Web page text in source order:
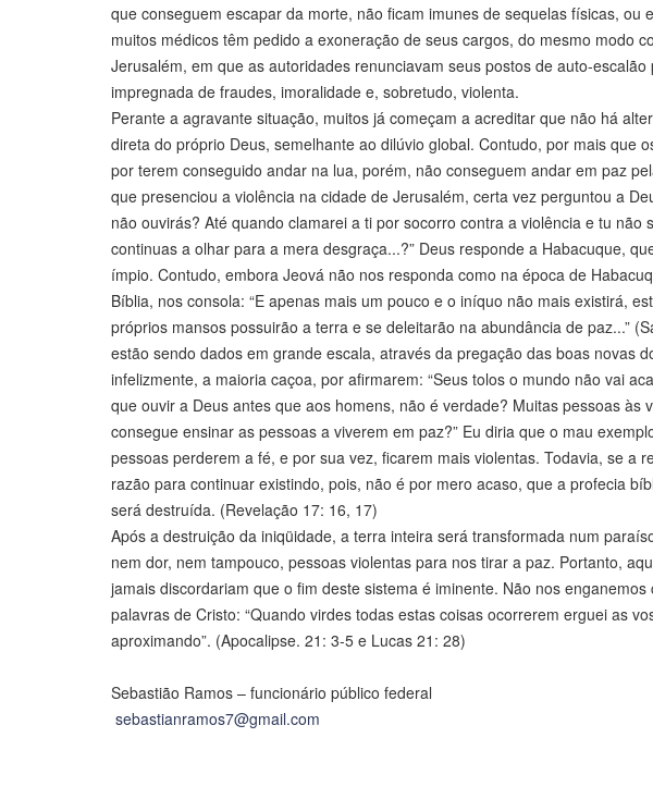
que conseguem escapar da morte, não ficam imunes de sequelas físicas,
muitos médicos têm pedido a exoneração de seus cargos, do mesmo modo
Jerusalém, em que as autoridades renunciavam seus postos de auto-
impregnada de fraudes, imoralidade e, sobretudo, violenta.
Perante a agravante situação, muitos já começam a acreditar que não há
direta do próprio Deus, semelhante ao dilúvio global. Contudo, por mais que
por terem conseguido andar na lua, porém, não conseguem andar em paz
que presenciou a violência na cidade de Jerusalém, certa vez perguntou a
não ouvirás? Até quando clamarei a ti por socorro contra a violência e tu
continuas a olhar para a mera desgraça...?” Deus responde a Habacuque,
ímpio. Contudo, embora Jeová não nos responda como na época de
Bíblia, nos consola: “E apenas mais um pouco e o iníquo não mais existirá,
próprios mansos possuirão a terra e se deleitarão na abundância de paz...”
estão sendo dados em grande escala, através da pregação das boas novas
infelizmente, a maioria caçoa, por afirmarem: “Seus tolos o mundo não vai
que ouvir a Deus antes que aos homens, não é verdade? Muitas pessoas às
consegue ensinar as pessoas a viverem em paz?” Eu diria que o mau
pessoas perderem a fé, e por sua vez, ficarem mais violentas. Todavia, se a
razão para continuar existindo, pois, não é por mero acaso, que a profecia
será destruída. (Revelação 17: 16, 17)
Após a destruição da iniqüidade, a terra inteira será transformada num
nem dor, nem tampouco, pessoas violentas para nos tirar a paz. Portanto,
jamais discordariam que o fim deste sistema é iminente. Não nos
palavras de Cristo: “Quando virdes todas estas coisas ocorrerem erguei as
aproximando”. (Apocalipse. 21: 3-5 e Lucas 21: 28)
Sebastião Ramos – funcionário público federal
sebastianramos7@gmail.com